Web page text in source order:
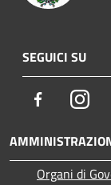
SEGUICI SU
Facebook
Organi di